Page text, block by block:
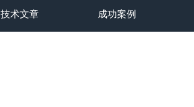
技术文章 成功案例